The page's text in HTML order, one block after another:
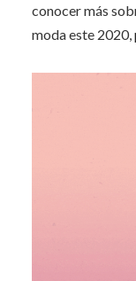
conocer más
moda este 2020,